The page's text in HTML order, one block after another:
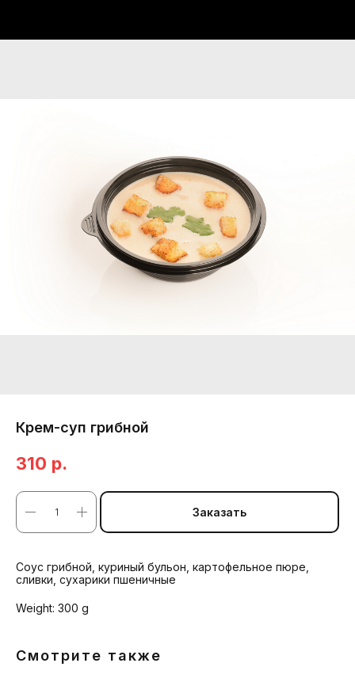
Крем-суп грибной
310 р.
Заказать
Соус грибной, куриный бульон, картофельное пюре,
сливки, сухарики пшеничные
Weight: 300 g
Смотрите также